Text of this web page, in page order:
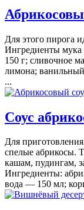
Для этого пирога
Ингредиенты
150 г; сливочное
лимона;
...
Соус
Для
спелые абрикосы.
кашам, пудингам,
Ингредиенты:
вода — 150 мл;